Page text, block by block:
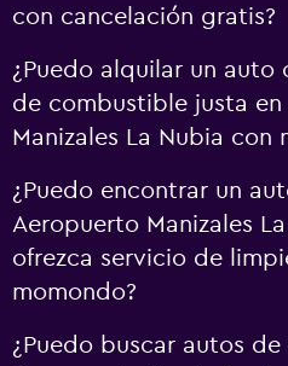
con cancelación gratis?
¿Puedo alquilar un auto
de combustible justa
Manizales La Nubia con
¿Puedo encontrar un
Aeropuerto Manizales
ofrezca servicio de
momondo?
¿Puedo buscar autos